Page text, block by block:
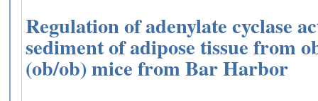
Regulation of adenylate cyclase
sediment of adipose tissue from
(ob/ob) mice from Bar Harbor